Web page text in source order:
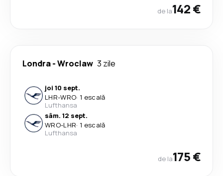
de la142 €
Londra-Wroclaw 3 zile
joi 10 sept.
LHR-WRO· 1 escală
Lufthansa
sâm. 12 sept.
WRO-LHR· 1 escală
Lufthansa
de la175 €